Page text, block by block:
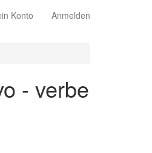
Konto Anmelden
- verbe